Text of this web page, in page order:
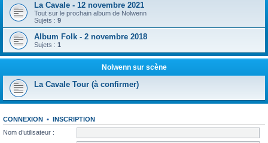
La Cavale - 12 novembre 2021
Tout sur le prochain album de Nolwenn
Sujets : 9
Album Folk - 2 novembre 2018
Sujets : 1
Nolwenn sur scène
La Cavale Tour (à confirmer)
CONNEXION • INSCRIPTION
Nom d’utilisateur :